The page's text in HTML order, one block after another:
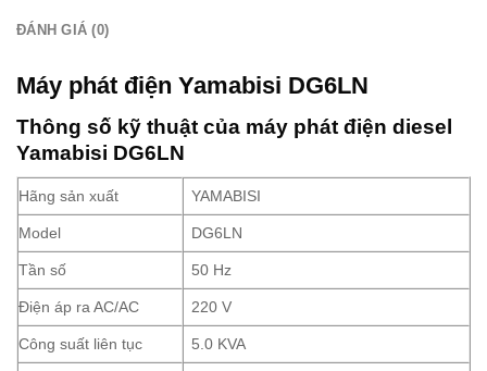
ĐÁNH GIÁ (0)
Máy phát điện Yamabisi DG6LN
Thông số kỹ thuật của máy phát điện diesel
Yamabisi DG6LN
Hãng sản xuất YAMABISI
Model DG6LN
Tần số 50 Hz
Điện áp ra AC/AC 220 V
Công suất liên tục 5.0 KVA